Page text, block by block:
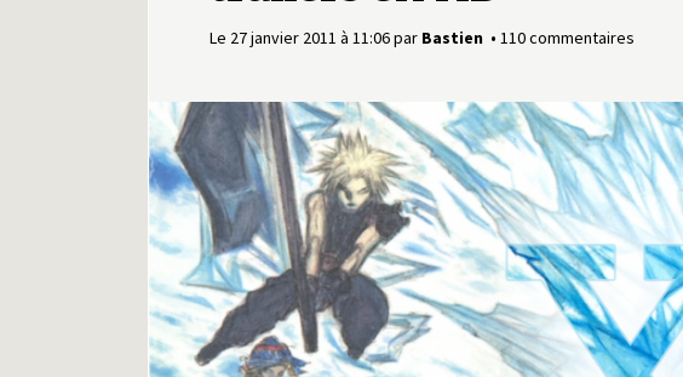
Le 27 janvier 2011 à 11:06par Bastien 110 commentaires